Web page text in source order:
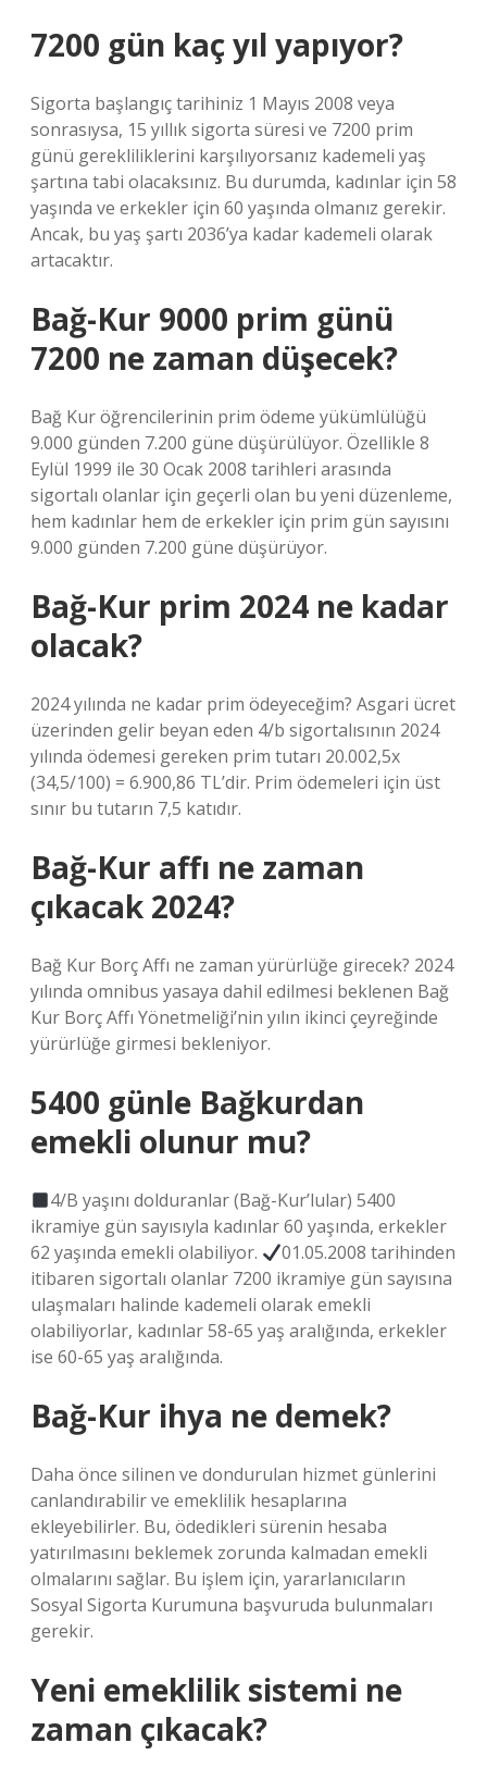
7200 gün kaç yıl yapıyor?
Sigorta başlangıç ​​tarihiniz 1 Mayıs 2008 veya
sonrasıysa, 15 yıllık sigorta süresi ve 7200 prim
günü gerekliliklerini karşılıyorsanız kademeli yaş
şartına tabi olacaksınız. Bu durumda, kadınlar için 58
yaşında ve erkekler için 60 yaşında olmanız gerekir.
Ancak, bu yaş şartı 2036’ya kadar kademeli olarak
artacaktır.
Bağ-Kur 9000 prim günü
7200 ne zaman düşecek?
Bağ Kur öğrencilerinin prim ödeme yükümlülüğü
9.000 günden 7.200 güne düşürülüyor. Özellikle 8
Eylül 1999 ile 30 Ocak 2008 tarihleri ​​arasında
sigortalı olanlar için geçerli olan bu yeni düzenleme,
hem kadınlar hem de erkekler için prim gün sayısını
9.000 günden 7.200 güne düşürüyor.
Bağ-Kur prim 2024 ne kadar
olacak?
2024 yılında ne kadar prim ödeyeceğim? Asgari ücret
üzerinden gelir beyan eden 4/b sigortalısının 2024
yılında ödemesi gereken prim tutarı 20.002,5x
(34,5/100) = 6.900,86 TL’dir. Prim ödemeleri için üst
sınır bu tutarın 7,5 katıdır.
Bağ-Kur affı ne zaman
çıkacak 2024?
Bağ Kur Borç Affı ne zaman yürürlüğe girecek? 2024
yılında omnibus yasaya dahil edilmesi beklenen Bağ
Kur Borç Affı Yönetmeliği’nin yılın ikinci çeyreğinde
yürürlüğe girmesi bekleniyor.
5400 günle Bağkurdan
emekli olunur mu?
4/B yaşını dolduranlar (Bağ-Kur’lular) 5400
ikramiye gün sayısıyla kadınlar 60 yaşında, erkekler
62 yaşında emekli olabiliyor.
01.05.2008 tarihinden
itibaren sigortalı olanlar 7200 ikramiye gün sayısına
ulaşmaları halinde kademeli olarak emekli
olabiliyorlar, kadınlar 58-65 yaş aralığında, erkekler
ise 60-65 yaş aralığında.
Bağ-Kur ihya ne demek?
Daha önce silinen ve dondurulan hizmet günlerini
canlandırabilir ve emeklilik hesaplarına
ekleyebilirler. Bu, ödedikleri sürenin hesaba
yatırılmasını beklemek zorunda kalmadan emekli
olmalarını sağlar. Bu işlem için, yararlanıcıların
Sosyal Sigorta Kurumuna başvuruda bulunmaları
gerekir.
Yeni emeklilik sistemi ne
zaman çıkacak?